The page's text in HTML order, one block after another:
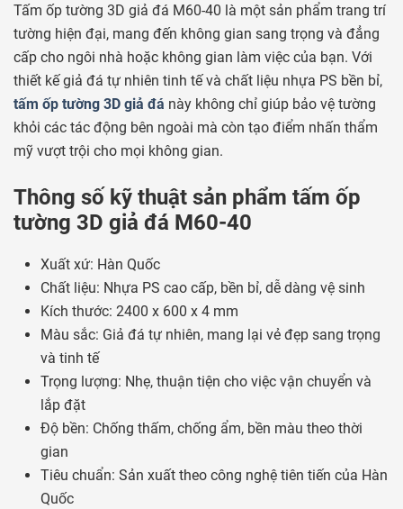
Tấm ốp tường 3D giả đá M60-40 là một sản phẩm trang trí
tường hiện đại, mang đến không gian sang trọng và đẳng
cấp cho ngôi nhà hoặc không gian làm việc của bạn. Với
thiết kế giả đá tự nhiên tinh tế và chất liệu nhựa PS bền bỉ,
tấm ốp tường 3D giả đá này không chỉ giúp bảo vệ tường
khỏi các tác động bên ngoài mà còn tạo điểm nhấn thẩm
mỹ vượt trội cho mọi không gian.
Thông số kỹ thuật sản phẩm tấm ốp
tường 3D giả đá M60-40
Xuất xứ: Hàn Quốc
Chất liệu: Nhựa PS cao cấp, bền bỉ, dễ dàng vệ sinh
Kích thước: 2400 x 600 x 4 mm
Màu sắc: Giả đá tự nhiên, mang lại vẻ đẹp sang trọng
và tinh tế
Trọng lượng: Nhẹ, thuận tiện cho việc vận chuyển và
lắp đặt
Độ bền: Chống thấm, chống ẩm, bền màu theo thời
gian
Tiêu chuẩn: Sản xuất theo công nghệ tiên tiến của Hàn
Quốc